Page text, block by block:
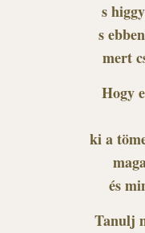
s
s
mert
Hogy
ki a
és
Tanulj